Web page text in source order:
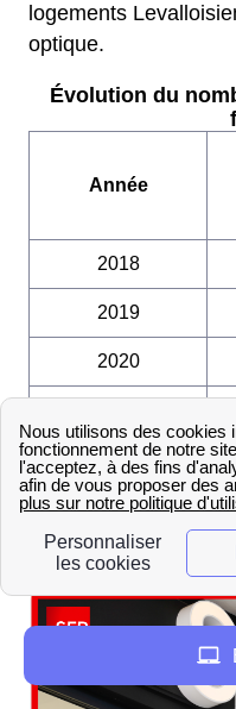
logements
optique.
Évolution du
Année
2018
2019
2020
2022
Les
Perret